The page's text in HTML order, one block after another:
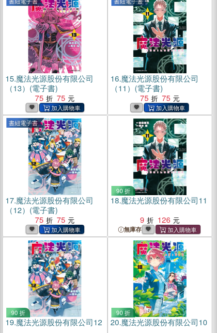
15.魔法光源股份有限公司
（13）(電子書)
75
75
16.魔法光源股份有限公司
（11）(電子書)
75
75
書紐電子書
17.魔法光源股份有限公司
（12）(電子書)
75
75
90 折
18.魔法光源股份有限公司11
9
126
無庫存
90 折
19.魔法光源股份有限公司12
90 折
20.魔法光源股份有限公司10